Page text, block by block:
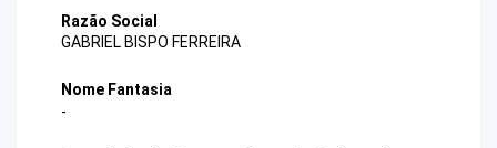
Razão Social
GABRIEL BISPO FERREIRA
Nome Fantasia
-